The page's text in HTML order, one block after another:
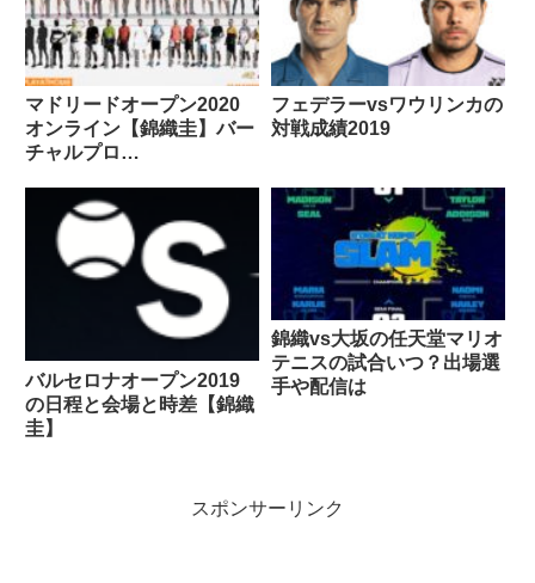
マドリードオープン2020
オンライン【錦織圭】バー
チャルプロ
フェデラーvsワウリンカの
対戦成績2019
バルセロナオープン2019
の日程と会場と時差【錦織
圭】
錦織vs大坂の任天堂マリオ
テニスの試合いつ？出場選
手や配信は
スポンサーリンク